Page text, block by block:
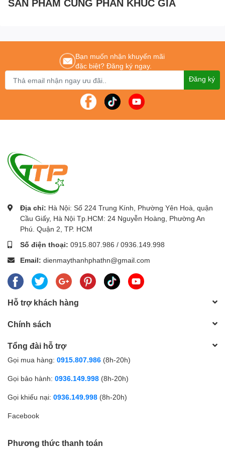
SẢN PHẨM CÙNG PHÂN KHÚC GIÁ
Bạn muốn nhận khuyến mãi
đặc biệt? Đăng ký ngay.
Đăng ký
Địa chỉ: Hà Nội: Số 224 Trung Kính, Phường Yên Hoà, quận
Cầu Giấy, Hà Nội Tp.HCM: 24 Nguyễn Hoàng, Phường An
Phú. Quận 2, TP. HCM
Số điện thoại: 0915.807.986 / 0936.149.998
Email: dienmaythanhphathn@gmail.com
Hỗ trợ khách hàng
Chính sách
Tổng đài hỗ trợ
Gọi mua hàng: 0915.807.986 (8h-20h)
Gọi bảo hành: 0936.149.998 (8h-20h)
Gọi khiếu nại: 0936.149.998 (8h-20h)
Facebook
Phương thức thanh toán